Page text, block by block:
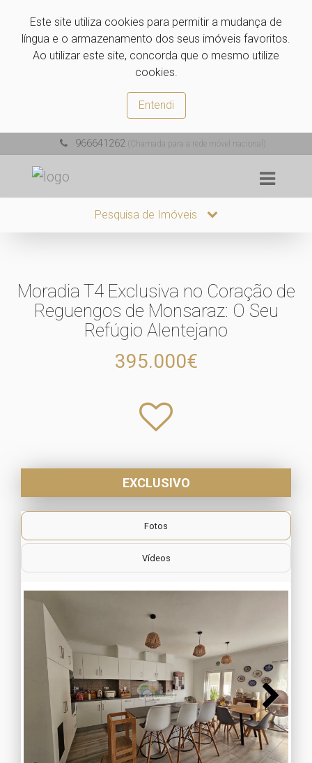
Este site utiliza cookies para permitir a mudança de
língua e o armazenamento dos seus imóveis favoritos.
Ao utilizar este site, concorda que o mesmo utilize
cookies.
Entendi
966641262 (Chamada para a rede móvel nacional)
Pesquisa de Imóveis
Moradia T4 Exclusiva no Coração de
Reguengos de Monsaraz: O Seu
Refúgio Alentejano
395.000€
EXCLUSIVO
Fotos
Vídeos
Next